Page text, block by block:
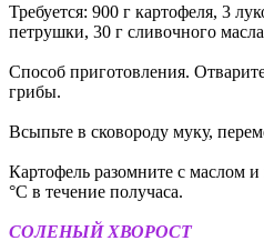
Требуется: 900 г картофеля, 3
петрушки, 30 г сливочного
Способ приготовления.
грибы.
Всыпьте в сковороду муку,
Картофель разомните с маслом
°C в течение получаса.
СОЛЕНЫЙ ХВОРОСТ